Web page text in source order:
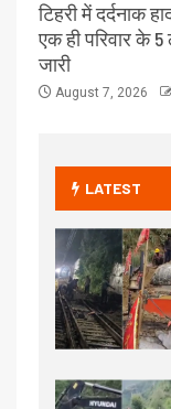
टिहरी में दर्दनाक
एक ही परिवार के
जारी
August 7, 2026
LATEST